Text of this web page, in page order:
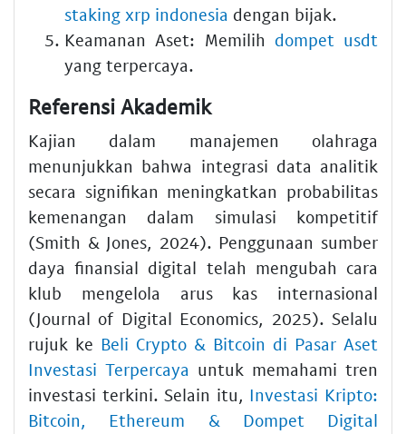
staking xrp indonesia dengan bijak.
Keamanan Aset: Memilih dompet usdt
yang terpercaya.
Referensi Akademik
Kajian dalam manajemen olahraga
menunjukkan bahwa integrasi data analitik
secara signifikan meningkatkan probabilitas
kemenangan dalam simulasi kompetitif
(Smith & Jones, 2024). Penggunaan sumber
daya finansial digital telah mengubah cara
klub mengelola arus kas internasional
(Journal of Digital Economics, 2025). Selalu
rujuk ke Beli Crypto & Bitcoin di Pasar Aset
Investasi Terpercaya untuk memahami tren
investasi terkini. Selain itu, Investasi Kripto:
Bitcoin, Ethereum & Dompet Digital